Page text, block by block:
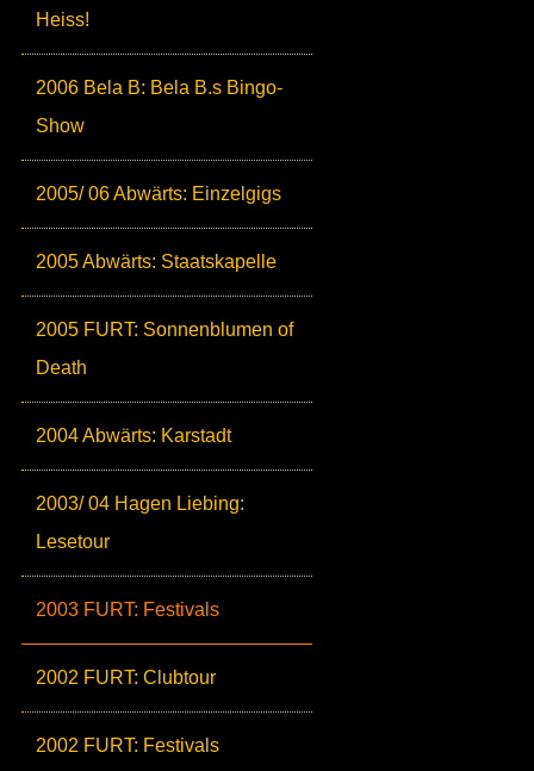
Heiss!
2006 Bela B: Bela B.s Bingo-
Show
2005/ 06 Abwärts: Einzelgigs
2005 Abwärts: Staatskapelle
2005 FURT: Sonnenblumen of
Death
2004 Abwärts: Karstadt
2003/ 04 Hagen Liebing:
Lesetour
2003 FURT: Festivals
2002 FURT: Clubtour
2002 FURT: Festivals